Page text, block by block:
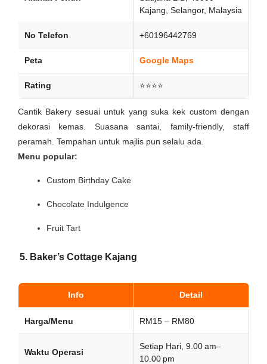
Kajang, Selangor, Malaysia
No Telefon +60196442769
Peta Google Maps
Rating ⭐⭐⭐⭐
Cantik Bakery sesuai untuk yang suka kek custom dengan
dekorasi kemas. Suasana santai, family-friendly, staff
peramah. Tempahan untuk majlis pun selalu ada.
Menu popular:
Custom Birthday Cake
Chocolate Indulgence
Fruit Tart
5. Baker’s Cottage Kajang
Info Detail
Harga/Menu RM15 – RM80
Waktu Operasi
Setiap Hari, 9.00 am–
10.00 pm